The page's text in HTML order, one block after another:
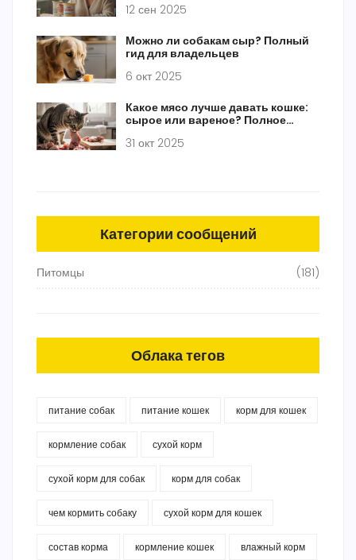
12 сен 2025
Можно ли собакам сыр? Полный
гид для владельцев
6 окт 2025
Какое мясо лучше давать кошке:
сырое или вареное? Полное
31 окт 2025
Категории сообщений
Питомцы (181)
Облака тегов
питание собак питание кошек корм для кошек
кормление собак сухой корм
сухой корм для собак корм для собак
чем кормить собаку сухой корм для кошек
состав корма кормление кошек влажный корм